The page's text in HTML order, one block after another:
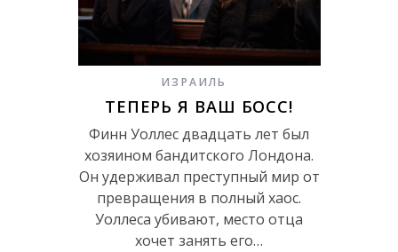
ИЗРАИЛЬ
ТЕПЕРЬ Я ВАШ БОСС!
Финн Уоллес двадцать лет был
хозяином бандитского Лондона.
Он удерживал преступный мир от
превращения в полный хаос.
Уоллеса убивают, место отца
хочет занять его…